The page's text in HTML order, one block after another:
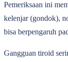
Pemeriksaan ini
kelenjar (gondok),
bisa berpengaruh
Gangguan tiroid